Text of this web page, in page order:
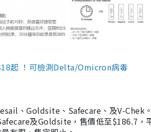
起 ！可檢測Delta/Omicron病毒
、Goldsite、Safecare、及V-Chek
及Goldsite，售價低至$186.7，